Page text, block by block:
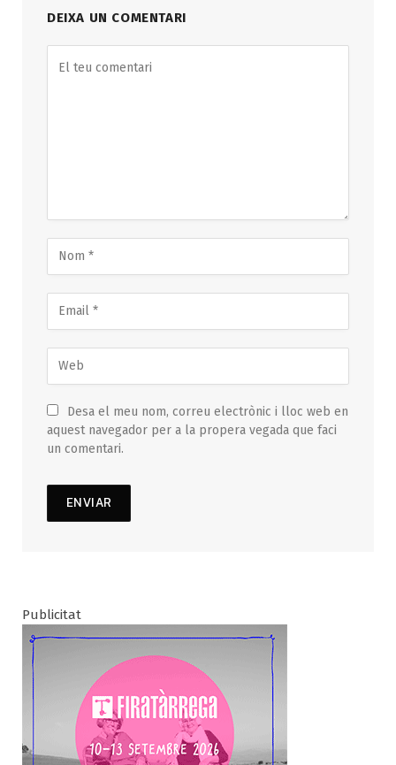
DEIXA UN COMENTARI
Desa el meu nom, correu electrònic i lloc web en
aquest navegador per a la propera vegada que faci
un comentari.
Publicitat